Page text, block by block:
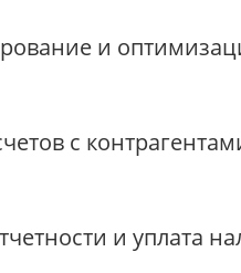
и
с
и уплата